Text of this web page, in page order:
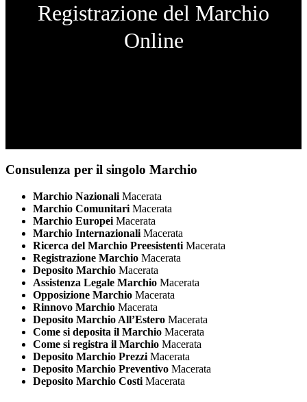
Registrazione del Marchio
Online
Consulenza per il singolo Marchio
Marchio Nazionali Macerata
Marchio Comunitari Macerata
Marchio Europei Macerata
Marchio Internazionali Macerata
Ricerca del Marchio Preesistenti Macerata
Registrazione Marchio Macerata
Deposito Marchio Macerata
Assistenza Legale Marchio Macerata
Opposizione Marchio Macerata
Rinnovo Marchio Macerata
Deposito Marchio All’Estero Macerata
Come si deposita il Marchio Macerata
Come si registra il Marchio Macerata
Deposito Marchio Prezzi Macerata
Deposito Marchio Preventivo Macerata
Deposito Marchio Costi Macerata